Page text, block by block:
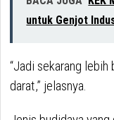
untuk Genjot
“Jadi sekarang
darat,” jelasnya.